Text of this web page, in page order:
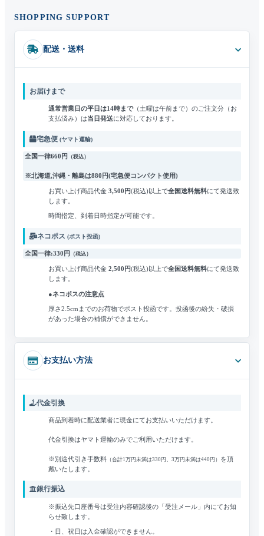
SHOPPING SUPPORT
配送・送料
お届けまで
通常営業日の平日は14時まで（土曜は午前まで）のご注文分（お
支払済み）は当日発送に対応しております。
宅急便(ヤマト運輸)
全国一律660円 （税込）
※北海道,沖縄・離島は880円(宅急便コンパクト使用)
お買い上げ商品代金 3,500円(税込)以上で全国送料無料にて発送致
します。
時間指定、到着日時指定が可能です。
ネコポス(ポスト投函)
全国一律:330円 （税込）
お買い上げ商品代金 2,500円(税込)以上で全国送料無料にて発送致
します。
●ネコポスの注意点
厚さ2.5cmまでのお荷物でポスト投函です。 投函後の紛失・破損
があった場合の補償ができません。
お支払い方法
代金引換
商品到着時に配送業者に現金にてお支払いいただけます。
代金引換はヤマト運輸のみでご利用いただけます。
※別途代引き手数料（合計1万円未満は330円、3万円未満は440円） を頂
戴いたします。
銀行振込
※振込先口座番号は受注内容確認後の「受注メール」内にてお知
らせ致します。
・日、祝日は入金確認ができません。